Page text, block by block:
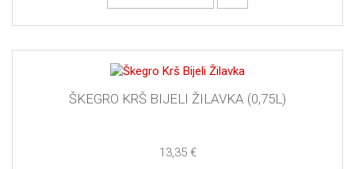
ŠKEGRO KRŠ BIJELI ŽILAVKA (0,75L)
13,35 €